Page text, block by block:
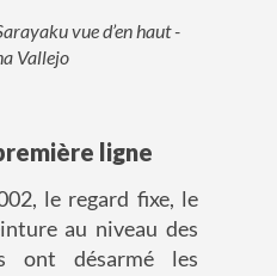
vue d’en haut -
Vallejo
ligne
le regard fixe, le
au niveau des
ont désarmé les